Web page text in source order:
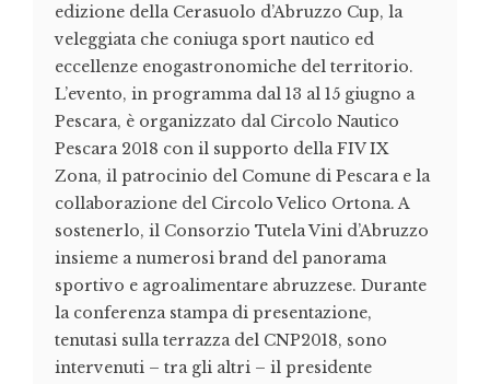
edizione della Cerasuolo d’Abruzzo Cup, la
veleggiata che coniuga sport nautico ed
eccellenze enogastronomiche del territorio.
L’evento, in programma dal 13 al 15 giugno a
Pescara, è organizzato dal Circolo Nautico
Pescara 2018 con il supporto della FIV IX
Zona, il patrocinio del Comune di Pescara e la
collaborazione del Circolo Velico Ortona. A
sostenerlo, il Consorzio Tutela Vini d’Abruzzo
insieme a numerosi brand del panorama
sportivo e agroalimentare abruzzese. Durante
la conferenza stampa di presentazione,
tenutasi sulla terrazza del CNP2018, sono
intervenuti – tra gli altri – il presidente